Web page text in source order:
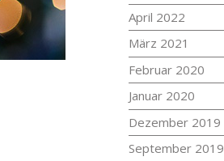
April 2022
März 2021
Februar 2020
Januar 2020
Dezember 2019
September 2019